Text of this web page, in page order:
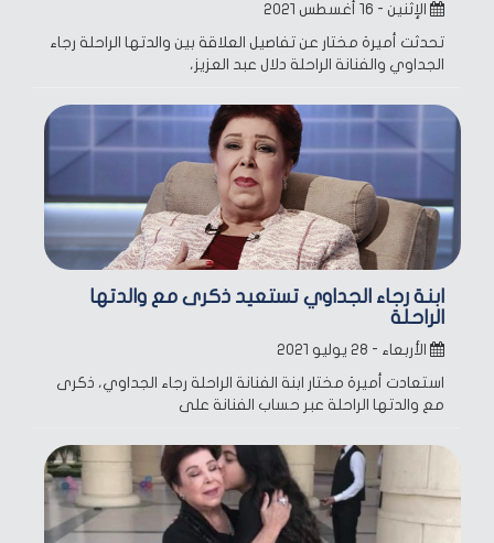
الإثنين - ١٦ أغسطس ٢٠٢١
تحدثت أميرة مختار عن تفاصيل العلاقة بين والدتها الراحلة رجاء
الجداوي والفنانة الراحلة دلال عبد العزيز،
ابنة رجاء الجداوي تستعيد ذكرى مع والدتها
الراحلة
الأربعاء - ٢٨ يوليو ٢٠٢١
استعادت أميرة مختار ابنة الفنانة الراحلة رجاء الجداوي، ذكرى
مع والدتها الراحلة عبر حساب الفنانة على